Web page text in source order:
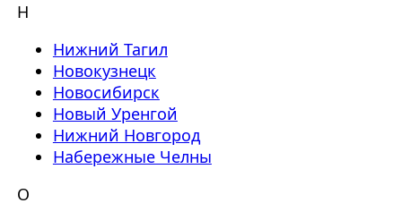
Н
Нижний Тагил
Новокузнецк
Новосибирск
Новый Уренгой
Нижний Новгород
Набережные Челны
О